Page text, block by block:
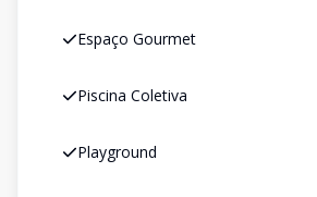
Espaço Gourmet
Piscina Coletiva
Playground